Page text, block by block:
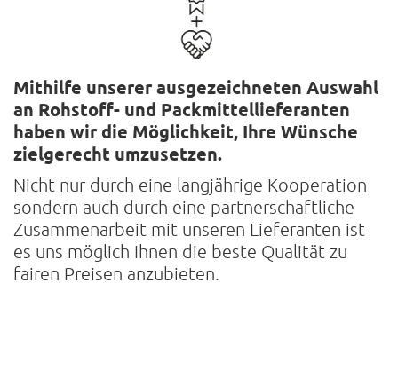
Mithilfe unserer ausgezeichneten Auswahl
an Rohstoff- und Packmittel­lieferanten
haben wir die Möglichkeit, Ihre Wünsche
zielgerecht umzusetzen.
Nicht nur durch eine langjährige Kooperation
sondern auch durch eine partnerschaftliche
Zusammenarbeit mit unseren Lieferanten ist
es uns möglich Ihnen die beste Qualität zu
fairen Preisen anzubieten.